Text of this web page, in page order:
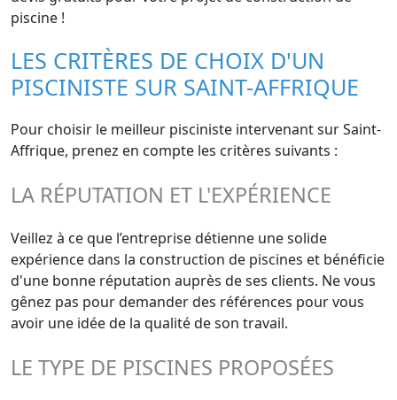
piscine !
LES CRITÈRES DE CHOIX D'UN
PISCINISTE SUR SAINT-AFFRIQUE
Pour choisir le meilleur pisciniste intervenant sur Saint-
Affrique, prenez en compte les critères suivants :
LA RÉPUTATION ET L'EXPÉRIENCE
Veillez à ce que l’entreprise détienne une solide
expérience dans la construction de piscines et bénéficie
d'une bonne réputation auprès de ses clients. Ne vous
gênez pas pour demander des références pour vous
avoir une idée de la qualité de son travail.
LE TYPE DE PISCINES PROPOSÉES